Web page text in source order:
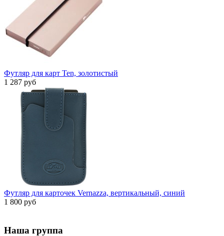
Футляр для карт Ten, золотистый
1 287 руб
Футляр для карточек Vernazza, вертикальный, синий
1 800 руб
Наша группа